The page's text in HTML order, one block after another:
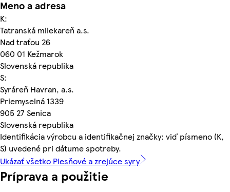
Meno a adresa
K:
Tatranská mliekareň a.s.
Nad traťou 26
060 01 Kežmarok
Slovenská republika
S:
Syráreň Havran, a.s.
Priemyselná 1339
905 27 Senica
Slovenská republika
Identifikácia výrobcu a identifikačnej značky: viď písmeno (K,
S) uvedené pri dátume spotreby.
Ukázať všetko Plesňové a zrejúce syry
Príprava a použitie